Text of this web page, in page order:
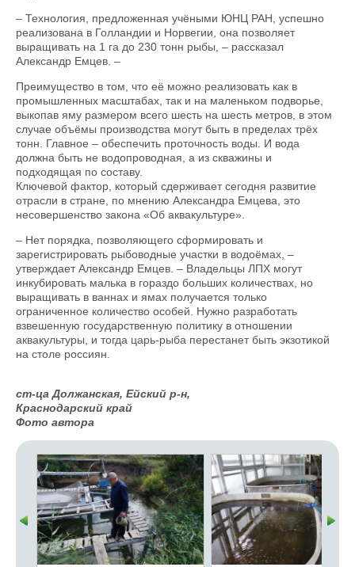
– Технология, предложенная учёными ЮНЦ РАН, успешно
реализована в Голландии и Норвегии, она позволяет
выращивать на 1 га до 230 тонн рыбы, – рассказал
Александр Емцев. –
Преимущество в том, что её можно реализовать как в
промышленных масштабах, так и на маленьком подворье,
выкопав яму размером всего шесть на шесть метров, в этом
случае объёмы производства могут быть в пределах трёх
тонн. Главное – обеспечить проточность воды. И вода
должна быть не водопроводная, а из скважины и
подходящая по составу.
Ключевой фактор, который сдерживает сегодня развитие
отрасли в стране, по мнению Александра Емцева, это
несовершенство закона «Об аквакультуре».
– Нет порядка, позволяющего сформировать и
зарегистрировать рыбоводные участки в водоёмах, –
утверждает Александр Емцев. – Владельцы ЛПХ могут
инкубировать малька в гораздо больших количествах, но
выращивать в ваннах и ямах получается только
ограниченное количество особей. Нужно разработать
взвешенную государственную политику в отношении
аквакультуры, и тогда царь-рыба перестанет быть экзотикой
на столе россиян.
ст-ца Должанская, Ейский р-н,
Краснодарский край
Фото автора